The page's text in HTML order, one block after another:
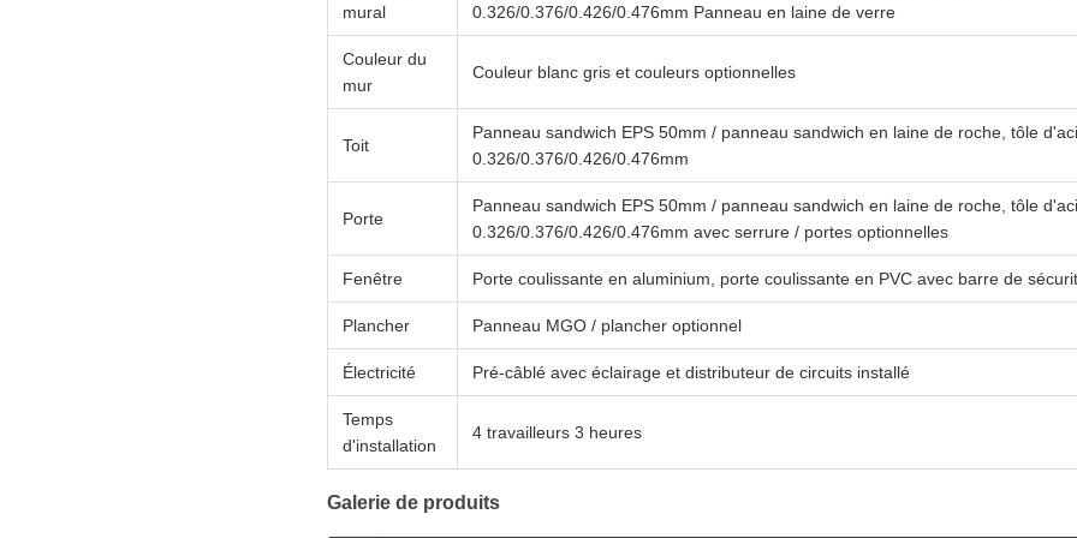
mural
0.326/0.376/0.426/0.476mm Panneau en laine de verre
Couleur du
mur
Couleur blanc gris et couleurs optionnelles
Toit
Panneau sandwich EPS 50mm / panneau sandwich en laine de roche, tôle
0.326/0.376/0.426/0.476mm
Porte
Panneau sandwich EPS 50mm / panneau sandwich en laine de roche, tôle
0.326/0.376/0.426/0.476mm avec serrure / portes optionnelles
Fenêtre Porte coulissante en aluminium, porte coulissante en PVC avec barre de
Plancher Panneau MGO / plancher optionnel
Électricité Pré-câblé avec éclairage et distributeur de circuits installé
Temps
d'installation
4 travailleurs 3 heures
Galerie de produits